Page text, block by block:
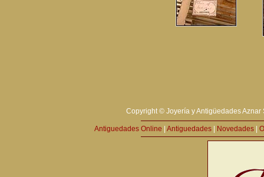
Copyright © Joyería y Antigüedades
Antiguedades Online Antiguedades Novedades